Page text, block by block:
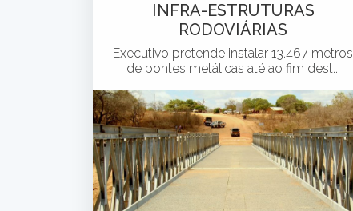
INFRA-ESTRUTURAS
RODOVIÁRIAS
Executivo pretende instalar 13.467 metros
de pontes metálicas até ao fim dest...